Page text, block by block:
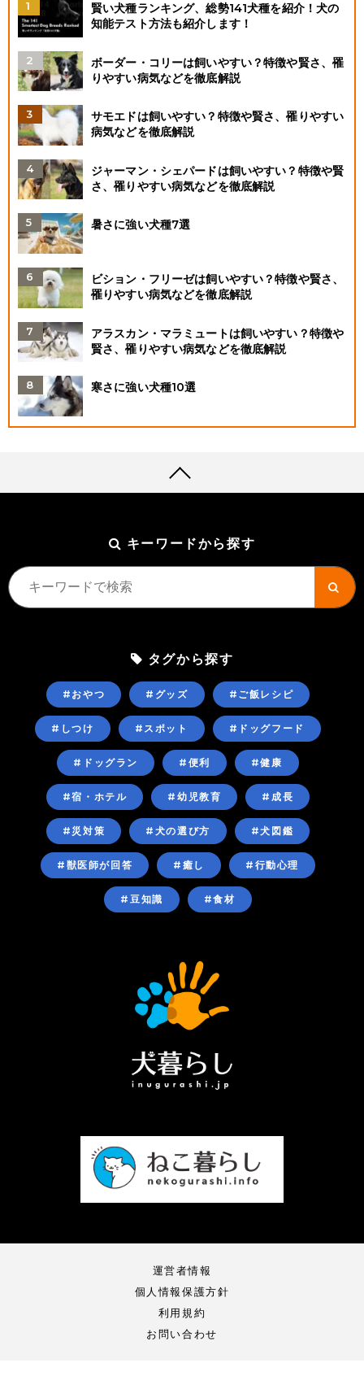
賢い犬種ランキング、総勢141犬種を紹介！犬の
知能テスト方法も紹介します！
ボーダー・コリーは飼いやすい？特徴や賢さ、罹
りやすい病気などを徹底解説
サモエドは飼いやすい？特徴や賢さ、罹りやすい
病気などを徹底解説
ジャーマン・シェパードは飼いやすい？特徴や賢
さ、罹りやすい病気などを徹底解説
暑さに強い犬種7選
ビション・フリーゼは飼いやすい？特徴や賢さ、
罹りやすい病気などを徹底解説
アラスカン・マラミュートは飼いやすい？特徴や
賢さ、罹りやすい病気などを徹底解説
寒さに強い犬種10選
キーワードから探す
タグから探す
#おやつ #グッズ #ご飯レシピ
#しつけ #スポット #ドッグフード
#ドッグラン #便利 #健康
#宿・ホテル #幼児教育 #成長
#災対策 #犬の選び方 #犬図鑑
#獣医師が回答 #癒し #行動心理
#豆知識 #食材
運営者情報
個人情報保護方針
利用規約
お問い合わせ